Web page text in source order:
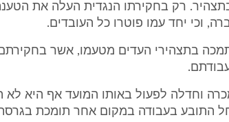
רק בחקירתו הנגדית העלה את
וכי יחד עמו פוטרו כל העובדים.
בתצהירי העדים מטעמו, אשר
וחדלה לפעול באותו המועד אף היא לא
התובע בעבודה במקום אחר תומכת